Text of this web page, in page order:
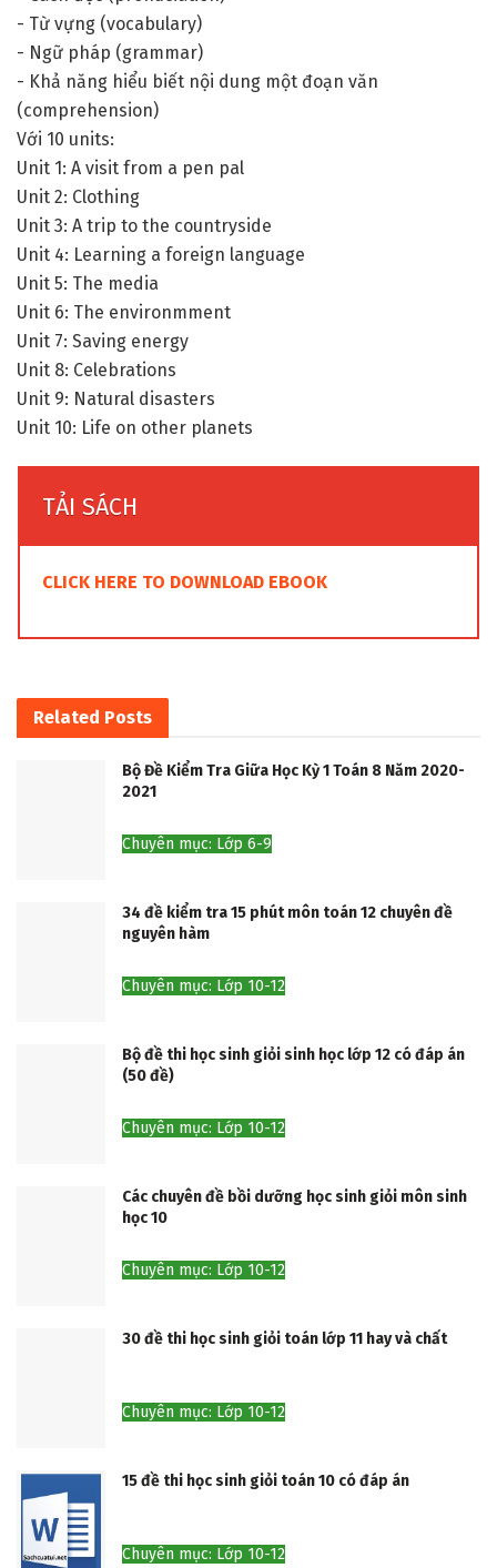
- Từ vựng (vocabulary)
- Ngữ pháp (grammar)
- Khả năng hiểu biết nội dung một đoạn văn
(comprehension)
Với 10 units:
Unit 1: A visit from a pen pal
Unit 2: Clothing
Unit 3: A trip to the countryside
Unit 4: Learning a foreign language
Unit 5: The media
Unit 6: The environmment
Unit 7: Saving energy
Unit 8: Celebrations
Unit 9: Natural disasters
Unit 10: Life on other planets
TẢI SÁCH
CLICK HERE TO DOWNLOAD EBOOK
Related Posts
Bộ Đề Kiểm Tra Giữa Học Kỳ 1 Toán 8 Năm 2020-
2021
Chuyên mục: Lớp 6-9
34 đề kiểm tra 15 phút môn toán 12 chuyên đề
nguyên hàm
Chuyên mục: Lớp 10-12
Bộ đề thi học sinh giỏi sinh học lớp 12 có đáp án
(50 đề)
Chuyên mục: Lớp 10-12
Các chuyên đề bồi dưỡng học sinh giỏi môn sinh
học 10
Chuyên mục: Lớp 10-12
30 đề thi học sinh giỏi toán lớp 11 hay và chất
Chuyên mục: Lớp 10-12
15 đề thi học sinh giỏi toán 10 có đáp án
Chuyên mục: Lớp 10-12